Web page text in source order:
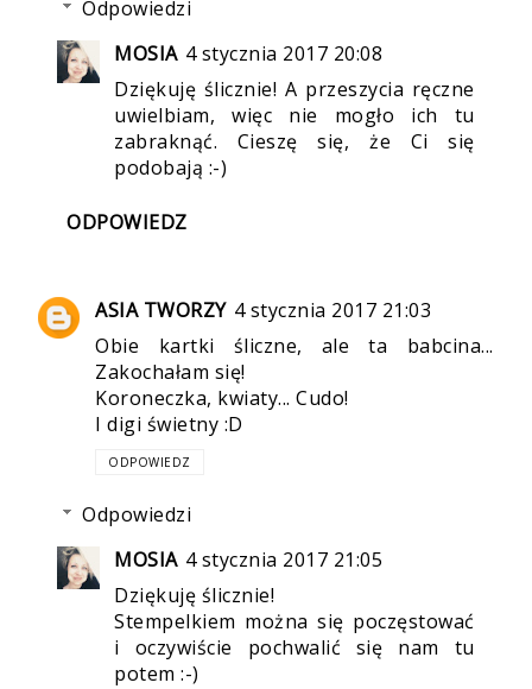
Odpowiedzi
MOSIA 4 stycznia 2017 20:08
Dziękuję ślicznie! A przeszycia ręczne
uwielbiam, więc nie mogło ich tu
zabraknąć. Cieszę się, że Ci się
podobają :-)
ODPOWIEDZ
ASIA TWORZY 4 stycznia 2017 21:03
Obie kartki śliczne, ale ta babcina...
Zakochałam się!
Koroneczka, kwiaty... Cudo!
I digi świetny :D
ODPOWIEDZ
Odpowiedzi
MOSIA 4 stycznia 2017 21:05
Dziękuję ślicznie!
Stempelkiem można się poczęstować
i oczywiście pochwalić się nam tu
potem :-)